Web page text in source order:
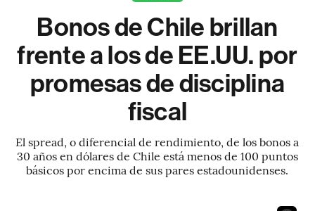
Bonos de Chile brillan
frente a los de EE.UU. por
promesas de disciplina
fiscal
El spread, o diferencial de rendimiento, de los bonos a
30 años en dólares de Chile está menos de 100 puntos
básicos por encima de sus pares estadounidenses.